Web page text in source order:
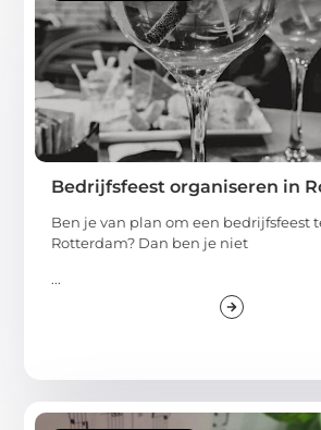
Bedrijfsfeest organiseren in
Ben je van plan om een bedrijfsfeest
Rotterdam? Dan ben je niet
...